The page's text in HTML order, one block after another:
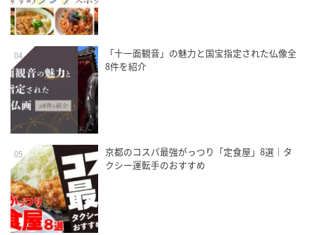
04
「十一面観音」の魅力と国宝指定された仏像全
8件を紹介
05
京都のコスパ最強がっつり「定食屋」8選｜タ
クシー運転手のおすすめ